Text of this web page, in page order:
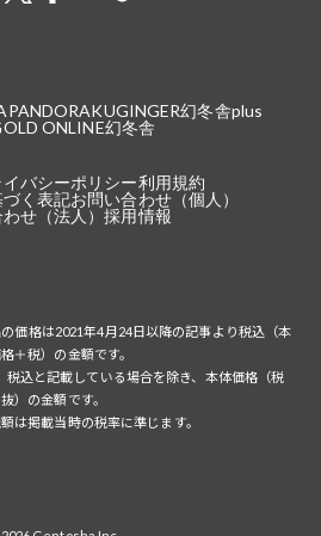
GINGER幻冬舎plus
ONLINE幻冬舎
バシーポリシー利用規約
く表記お問い合わせ（個人）
せ（法人）採用情報
価格は2021年4月24日以降の記事より税込（本
＋税）の金額です。
税込と記載している場合を除き、本体価格（税
抜）の金額です。
は掲載当時の税率に準じます。